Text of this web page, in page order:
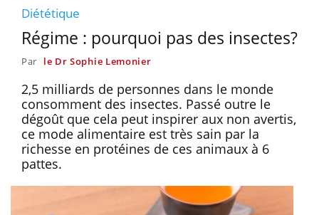
Diététique
Régime : pourquoi pas des insectes?
Par le Dr Sophie Lemonier
2,5 milliards de personnes dans le monde
consomment des insectes. Passé outre le
dégoût que cela peut inspirer aux non avertis,
ce mode alimentaire est très sain par la
richesse en protéines de ces animaux à 6
pattes.